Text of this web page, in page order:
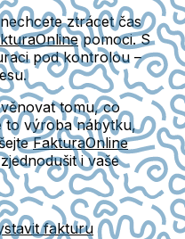
ztrácet čas
pomoci. S
pod kontrolou –
tomu, co
to výroba nábytku,
FakturaOnline
i vaše
fakturu